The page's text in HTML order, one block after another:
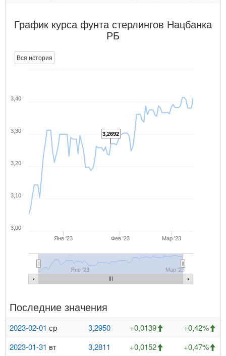
График курса фунта стерлингов Нацбанка
РБ
Вся история
3,2692
Янв '23 Фев '23 Мар '23
Янв '23 Мар '23
3,00
3,10
3,20
3,30
3,40
Последние значения
2023-02-01 ср 3,2950 +0,0139
+0,42%
2023-01-31 вт 3,2811 +0,0152
+0,47%